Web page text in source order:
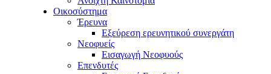
Οικοσύστημα
Έρευνα
Εξεύρεση ερευνητικού συνεργάτη
Νεοφυείς
Εισαγωγή Νεοφυούς
Επενδυτές